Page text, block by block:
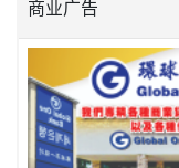
商业广告